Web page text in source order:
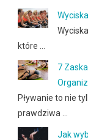
które …
7
Pływanie to nie
prawdziwa …
Jak